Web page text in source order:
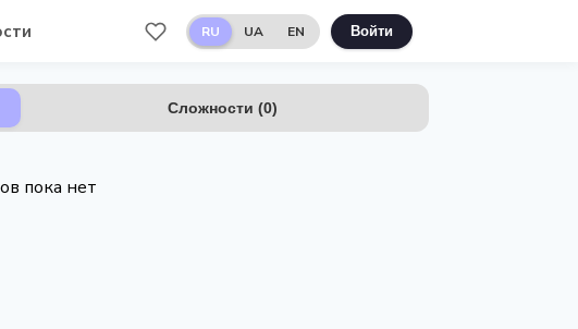
RU UA EN Войти
Сложности (0)
пока нет